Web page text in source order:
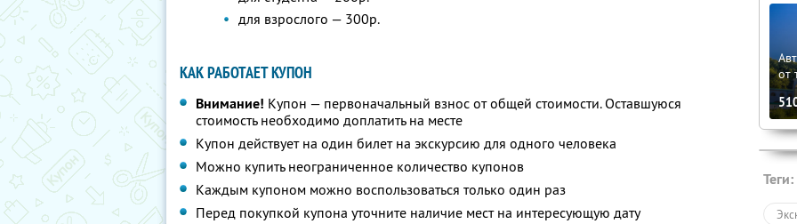
для взрослого — 300р.
КАК РАБОТАЕТ КУПОН
Внимание! Купон — первоначальный взнос от общей стоимости. Оставшуюся
стоимость необходимо доплатить на месте
Купон действует на один билет на экскурсию для одного человека
Можно купить неограниченное количество купонов
Каждым купоном можно воспользоваться только один раз
Перед покупкой купона уточните наличие мест на интересующую дату
от
Теги: